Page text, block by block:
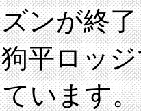
ンが終
ロッジ
います。